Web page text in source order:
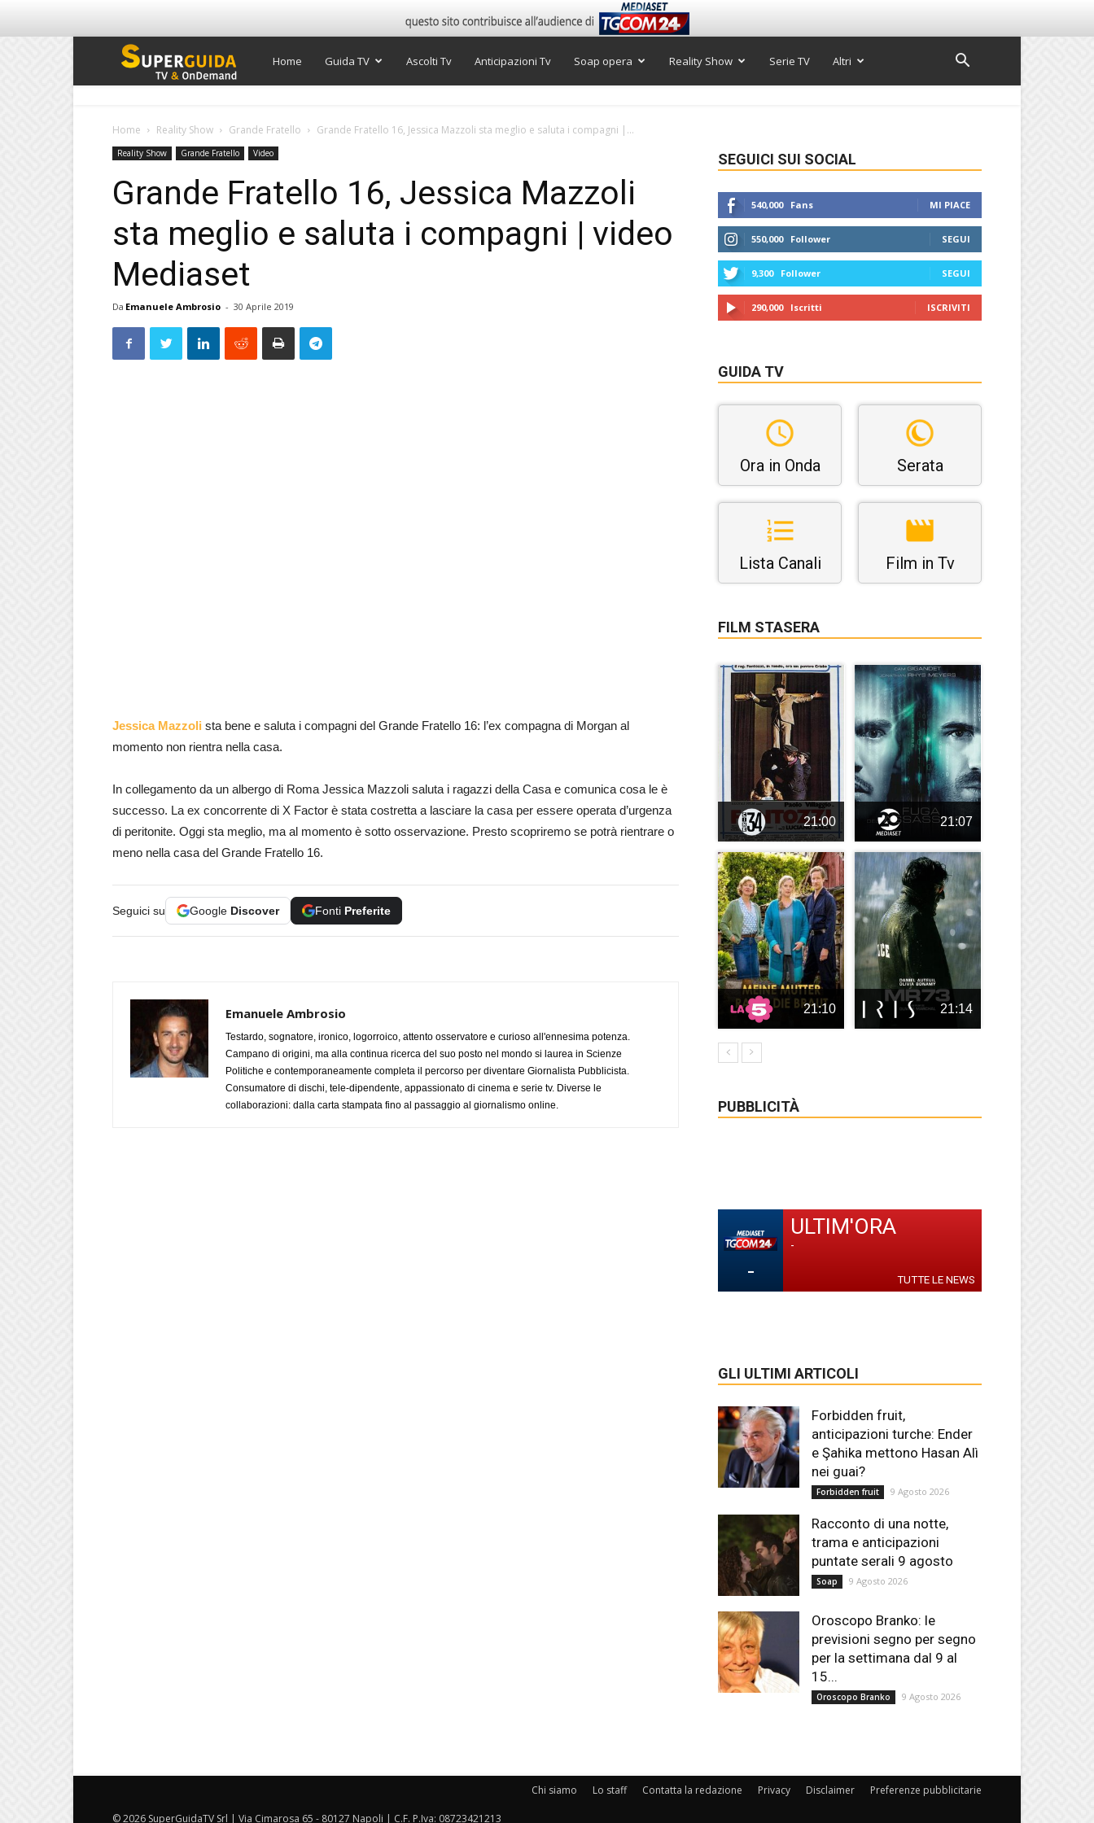
Super
TV
Home Guida TV Ascolti Tv Anticipazioni Tv Soap opera Reality Show Serie TV Altri
Home Reality Show Grande Fratello Grande Fratello 16, Jessica Mazzoli sta meglio e saluta i compagni |...
Reality Show Grande Fratello Video
Grande Fratello 16, Jessica Mazzoli
sta meglio e saluta i compagni | video
Mediaset
Da Emanuele Ambrosio - 30 Aprile 2019
Jessica Mazzoli sta bene e saluta i compagni del Grande Fratello 16: l’ex compagna di Morgan al
momento non rientra nella casa.
In collegamento da un albergo di Roma Jessica Mazzoli saluta i ragazzi della Casa e comunica cosa le è
successo. La ex concorrente di X Factor è stata costretta a lasciare la casa per essere operata d’urgenza
di peritonite. Oggi sta meglio, ma al momento è sotto osservazione. Presto scopriremo se potrà rientrare o
meno nella casa del Grande Fratello 16.
Seguici su Google Discover Fonti Preferite
Emanuele Ambrosio
Testardo, sognatore, ironico, logorroico, attento osservatore e curioso all'ennesima potenza.
Campano di origini, ma alla continua ricerca del suo posto nel mondo si laurea in Scienze
Politiche e contemporaneamente completa il percorso per diventare Giornalista Pubblicista.
Consumatore di dischi, tele-dipendente, appassionato di cinema e serie tv. Diverse le
collaborazioni: dalla carta stampata fino al passaggio al giornalismo online.
SEGUICI SUI SOCIAL
540,000 Fans MI PIACE
550,000 Follower SEGUI
9,300 Follower SEGUI
290,000 Iscritti ISCRIVITI
GUIDA TV
Ora in Onda Serata
Lista Canali Film in Tv
FILM STASERA
21:00 21:07
21:10 21:14
PUBBLICITÀ
-
ULTIM'ORA
-
TUTTE LE NEWS
GLI ULTIMI ARTICOLI
Forbidden fruit,
anticipazioni turche: Ender
e Şahika mettono Hasan Alì
nei guai?
Forbidden fruit 9 Agosto 2026
Racconto di una notte,
trama e anticipazioni
puntate serali 9 agosto
Soap 9 Agosto 2026
Oroscopo Branko: le
previsioni segno per segno
per la settimana dal 9 al
15...
Oroscopo Branko 9 Agosto 2026
Chi siamo Lo staff Contatta la redazione Privacy Disclaimer Preferenze pubblicitarie
© 2026 SuperGuidaTV Srl | Via Cimarosa 65 - 80127 Napoli | C.F. P.Iva: 08723421213